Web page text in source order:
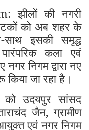
झीलों की नगरी
को अब शहर के
इसकी समृद्ध
कला एवं
निगम द्वारा नए
जा रहा है।
को उदयपुर सांसद
जैन, ग्रामीण
एवं नगर निगम